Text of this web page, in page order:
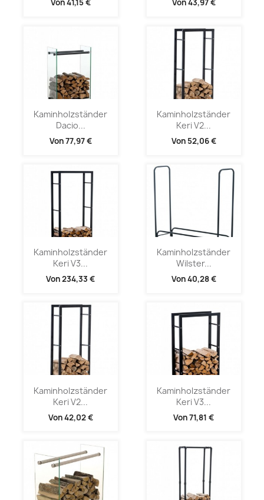
Von41,15 € Von43,97 €
Kaminholzständer
Dacio...
Von77,97 €
Kaminholzständer
Keri V2...
Von 52,06 €
Kaminholzständer
Keri V3...
Von234,33 €
Kaminholzständer
Wilster...
Von40,28 €
Kaminholzständer
Keri V2...
Von42,02 €
Kaminholzständer
Keri V3...
Von71,81 €